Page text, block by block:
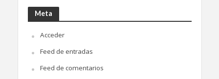
Meta
Acceder
Feed de entradas
Feed de comentarios